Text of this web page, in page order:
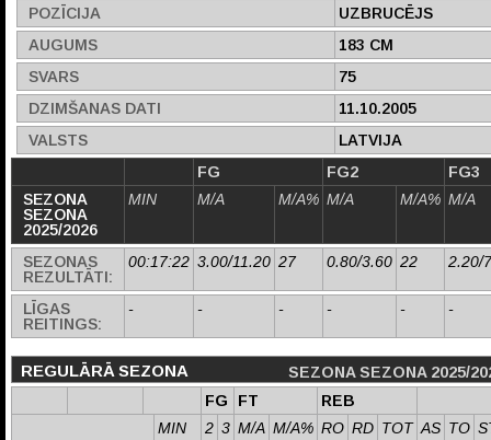
POZĪCIJA
UZBRUCĒJS
AUGUMS
183 CM
SVARS
75
DZIMŠANAS DATI
11.10.2005
VALSTS
LATVIJA
FG
FG2
FG3
SEZONA
SEZONA
2025/2026
MIN M/A M/A% M/A M/A% M/A
SEZONAS
REZULTĀTI:
00:17:22 3.00/11.20 27 0.80/3.60 22 2.20/
LĪGAS
REITINGS:
- - - - - -
REGULĀRĀ SEZONA
SEZONA SEZONA 2025/
FG
FT
REB
MIN
2 3 M/A M/A% RO RD TOT AS TO